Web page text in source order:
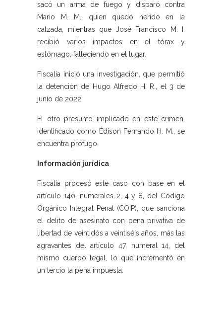
sacó un arma de fuego y disparó contra
Mario M. M., quien quedó herido en la
calzada, mientras que José Francisco M. I.
recibió varios impactos en el tórax y
estómago, falleciendo en el lugar.
Fiscalía inició una investigación, que permitió
la detención de Hugo Alfredo H. R., el 3 de
junio de 2022.
El otro presunto implicado en este crimen,
identificado como Édison Fernando H. M., se
encuentra prófugo.
Información jurídica
Fiscalía procesó este caso con base en el
artículo 140, numerales 2, 4 y 8, del Código
Orgánico Integral Penal (COIP), que sanciona
el delito de asesinato con pena privativa de
libertad de veintidós a veintiséis años, más las
agravantes del artículo 47, numeral 14, del
mismo cuerpo legal, lo que incrementó en
un tercio la pena impuesta.